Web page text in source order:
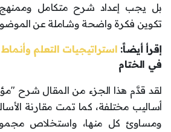
بل يجب إعداد شرح متكامل وممنهج
تكوين فكرة واضحة وشاملة عن
إقرأ أيضاً: استراتيجيات التعلم وأنماط
في الختام
أساليب مختلفة، كما تمت مقارنة
ومساوئ كل منها، واستخلاص